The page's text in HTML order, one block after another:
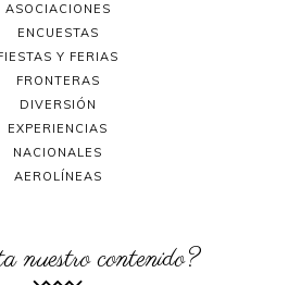
ASOCIACIONES
ENCUESTAS
Y FERIAS
FRONTERAS
DIVERSIÓN
EXPERIENCIAS
NACIONALES
AEROLÍNEAS
nuestro contenido?